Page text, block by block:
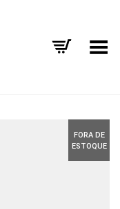
Alternar Menu
FORA DE
ESTOQUE